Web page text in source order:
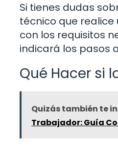
Si tienes dudas
técnico que realice
con los requisitos
indicará los pasos
Qué Hacer si
Quizás también te
Trabajador: Guía